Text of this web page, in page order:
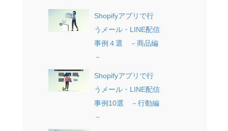
Shopifyアプリで行
うメール・LINE配信
事例４選 －商品編
－
Shopifyアプリで行
うメール・LINE配信
事例10選 －行動編
－